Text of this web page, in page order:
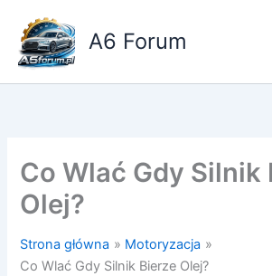
treści
A6 Forum
Co Wlać Gdy Silnik
Olej?
Strona główna
Motoryzacja
Co Wlać Gdy Silnik Bierze Olej?